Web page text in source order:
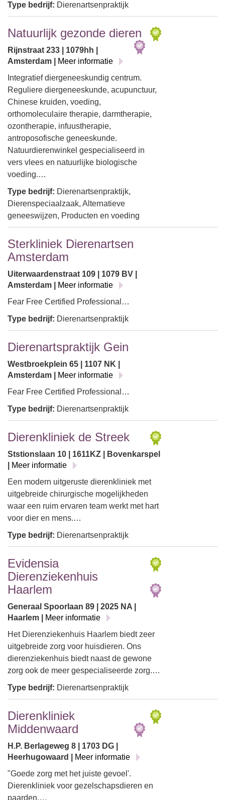
Type bedrijf: Dierenartsenpraktijk
Natuurlijk gezonde dieren
Rijnstraat 233 | 1079hh |
Amsterdam |
Meer informatie
Integratief diergeneeskundig centrum.
Reguliere diergeneeskunde, acupunctuur,
Chinese kruiden, voeding,
orthomoleculaire therapie, darmtherapie,
ozontherapie, infuustherapie,
antroposofische geneeskunde.
Natuurdierenwinkel gespecialiseerd in
vers vlees en natuurlijke biologische
voeding.…
Type bedrijf: Dierenartsenpraktijk,
Dierenspeciaalzaak, Alternatieve
geneeswijzen, Producten en voeding
Sterkliniek Dierenartsen
Amsterdam
Uiterwaardenstraat 109 | 1079 BV |
Amsterdam |
Meer informatie
Fear Free Certified Professional…
Type bedrijf: Dierenartsenpraktijk
Dierenartspraktijk Gein
Westbroekplein 65 | 1107 NK |
Amsterdam |
Meer informatie
Fear Free Certified Professional…
Type bedrijf: Dierenartsenpraktijk
Dierenkliniek de Streek
Ststionslaan 10 | 1611KZ | Bovenkarspel
Meer informatie
Een modern uitgeruste dierenkliniek met
uitgebreide chirurgische mogelijkheden
waar een ruim ervaren team werkt met hart
voor dier en mens.…
Type bedrijf: Dierenartsenpraktijk
Evidensia
Dierenziekenhuis
Haarlem
Generaal Spoorlaan 89 | 2025 NA |
Haarlem |
Meer informatie
Het Dierenziekenhuis Haarlem biedt zeer
uitgebreide zorg voor huisdieren. Ons
dierenziekenhuis biedt naast de gewone
zorg ook de meer gespecialiseerde zorg.…
Type bedrijf: Dierenartsenpraktijk
Dierenkliniek
Middenwaard
H.P. Berlageweg 8 | 1703 DG |
Heerhugowaard |
Meer informatie
"Goede zorg met het juiste gevoel'.
Dierenkliniek voor gezelschapsdieren en
paarden.…